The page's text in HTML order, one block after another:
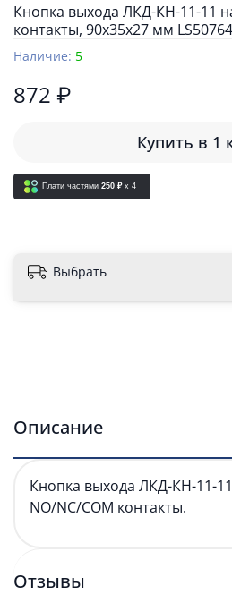
Наличие: 5
872 ₽
Купить в 1
Плати частями 250 ₽ x 4
Кнопка выхода ЛКД-КН-11-11
контакты, 90x35x27 мм
Выбрать
Описание
Кнопка выхода ЛКД-КН-11-
NO/NC/COM контакты.
Отзывы